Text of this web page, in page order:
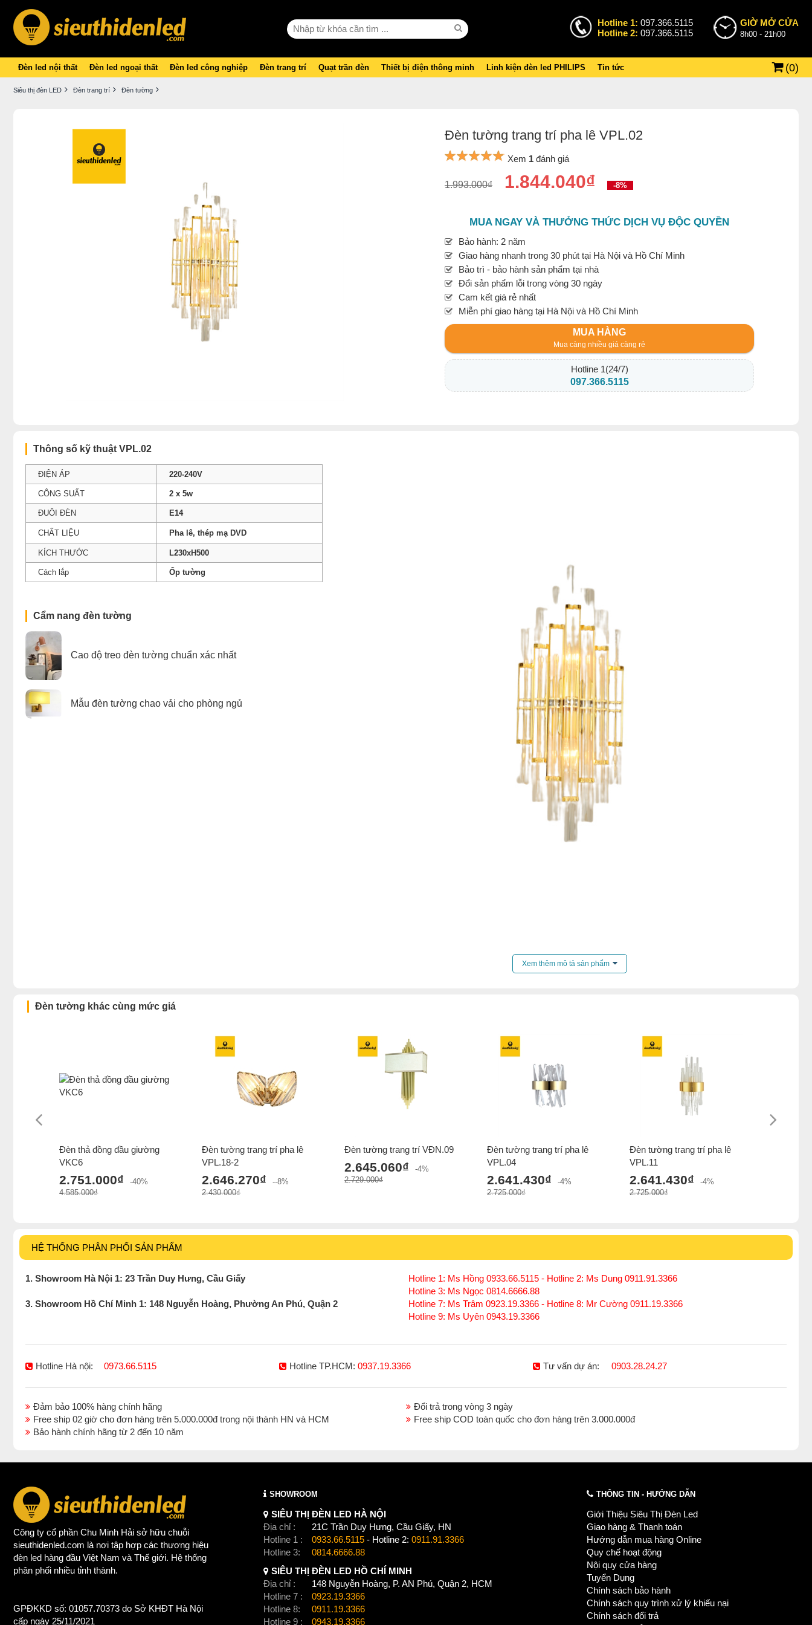
Hotline 1: 097.366.5115
Hotline 2: 097.366.5115
GIỜ MỞ CỬA
8h00 - 21h00
Đèn led nội thất Đèn led ngoại thất Đèn led công nghiệp Đèn trang trí Quạt trần đèn Thiết bị điện thông minh Linh kiện đèn led PHILIPS Tin tức (0)
Siêu thị đèn LED Đèn trang trí Đèn tường
Đèn tường trang trí pha lê VPL.02
Xem 1 đánh giá
1.993.000₫ 1.844.040₫ -8%
MUA NGAY VÀ THƯỞNG THỨC DỊCH VỤ ĐỘC QUYỀN
Bảo hành: 2 năm
Giao hàng nhanh trong 30 phút tại Hà Nội và Hồ Chí Minh
Bảo trì - bảo hành sản phẩm tại nhà
Đổi sản phẩm lỗi trong vòng 30 ngày
Cam kết giá rẻ nhất
Miễn phí giao hàng tại Hà Nội và Hồ Chí Minh
MUA HÀNG
Mua càng nhiều giá càng rẻ
Hotline 1(24/7)
097.366.5115
Thông số kỹ thuật VPL.02
ĐIỆN ÁP 220-240V
CÔNG SUẤT 2 x 5w
ĐUÔI ĐÈN E14
CHẤT LIỆU Pha lê, thép mạ DVD
KÍCH THƯỚC L230xH500
Cách lắp Ốp tường
Cẩm nang đèn tường
Cao độ treo đèn tường chuẩn xác nhất
Mẫu đèn tường chao vải cho phòng ngủ
Click để xem thêm chiết khấu, quà tặng và khuyến mãi củađèn tường.
Đèn tường phòng khách,Đèn tường phòng ngủ
Xem thêm mô tả sản phẩm
Đèn tường khác cùng mức giá
Đèn thả đồng đầu giường
VKC6
2.751.000₫
-40%
4.585.000₫
Đèn tường trang trí pha lê
VPL.18-2
2.646.270₫
--8%
2.430.000₫
Đèn tường trang trí VĐN.09
2.645.060₫
-4%
2.729.000₫
Đèn tường trang trí pha lê
VPL.04
2.641.430₫
-4%
2.725.000₫
Đèn tường trang trí pha lê
VPL.11
2.641.430₫
-4%
2.725.000₫
HỆ THỐNG PHÂN PHỐI SẢN PHẨM
1. Showroom Hà Nội 1: 23 Trần Duy Hưng, Cầu Giấy
Hotline 1: Ms Hồng 0933.66.5115 - Hotline 2: Ms Dung 0911.91.3366
Hotline 3: Ms Ngọc 0814.6666.88
3. Showroom Hồ Chí Minh 1: 148 Nguyễn Hoàng, Phường An Phú, Quận 2
Hotline 7: Ms Trâm 0923.19.3366 - Hotline 8: Mr Cường 0911.19.3366
Hotline 9: Ms Uyên 0943.19.3366
Hotline Hà nội: 0973.66.5115 Hotline TP.HCM: 0937.19.3366 Tư vấn dự án: 0903.28.24.27
Đảm bảo 100% hàng chính hãng
Đổi trả trong vòng 3 ngày
Free ship 02 giờ cho đơn hàng trên 5.000.000đ trong nội thành HN và HCM
Free ship COD toàn quốc cho đơn hàng trên 3.000.000đ
Bảo hành chính hãng từ 2 đến 10 năm
Công ty cổ phần Chu Minh Hải sở hữu chuỗi
sieuthidenled.com là nơi tập hợp các thương hiệu
đèn led hàng đầu Việt Nam và Thế giới. Hệ thống
phân phối nhiều tỉnh thành.
GPĐKKD số: 01057.70373 do Sở KHĐT Hà Nội
cấp ngày 25/11/2021
SHOWROOM
SIÊU THỊ ĐÈN LED HÀ NỘI
Địa chỉ :
21C Trần Duy Hưng, Cầu Giấy, HN
Hotline 1 :
0933.66.5115 - Hotline 2: 0911.91.3366
Hotline 3:
0814.6666.88
SIÊU THỊ ĐÈN LED HỒ CHÍ MINH
Địa chỉ :
148 Nguyễn Hoàng, P. AN Phú, Quận 2, HCM
Hotline 7 :
0923.19.3366
Hotline 8:
0911.19.3366
Hotline 9 :
0943.19.3366
THÔNG TIN - HƯỚNG DẪN
Giới Thiệu Siêu Thị Đèn Led
Giao hàng & Thanh toán
Hướng dẫn mua hàng Online
Quy chế hoạt động
Nội quy cửa hàng
Tuyển Dụng
Chính sách bảo hành
Chính sách quy trình xử lý khiếu nại
Chính sách đổi trả